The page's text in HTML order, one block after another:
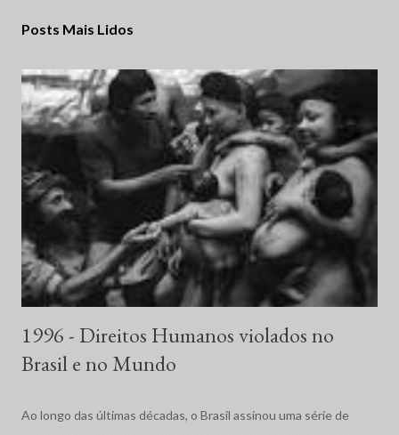
Posts Mais Lidos
1996 - Direitos Humanos violados no
Brasil e no Mundo
Ao longo das últimas décadas, o Brasil assinou uma série de